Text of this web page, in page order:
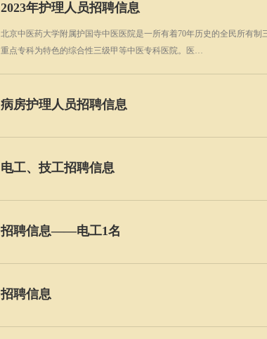
2023年护理人员招聘信息
北京中医药大学附属护国寺中医医院是一所有着70年历史的全民所有
重点专科为特色的综合性三级甲等中医专科医院。医…
病房护理人员招聘信息
电工、技工招聘信息
招聘信息——电工1名
招聘信息